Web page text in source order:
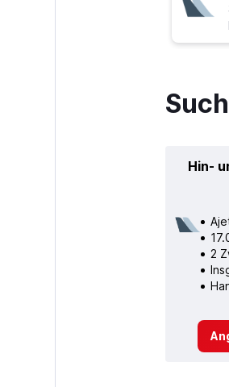
Hin-
2